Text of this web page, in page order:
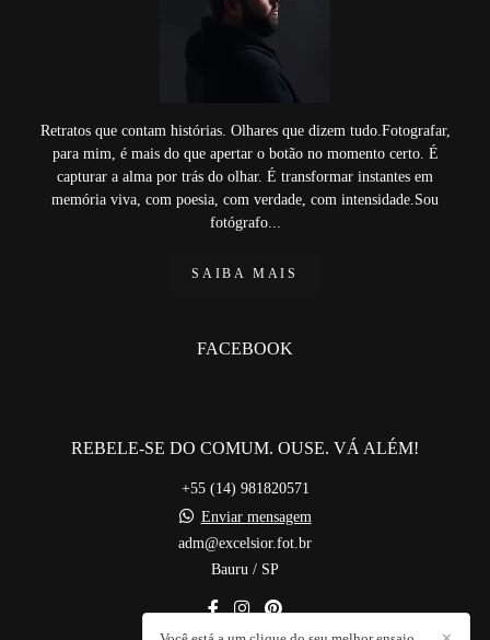
Retratos que contam histórias. Olhares que dizem tudo.Fotografar,
para mim, é mais do que apertar o botão no momento certo. É
capturar a alma por trás do olhar. É transformar instantes em
memória viva, com poesia, com verdade, com intensidade.Sou
fotógrafo...
SAIBA MAIS
FACEBOOK
REBELE-SE DO COMUM. OUSE. VÁ ALÉM!
+55 (14) 981820571
Enviar mensagem
adm@excelsior.fot.br
Bauru / SP